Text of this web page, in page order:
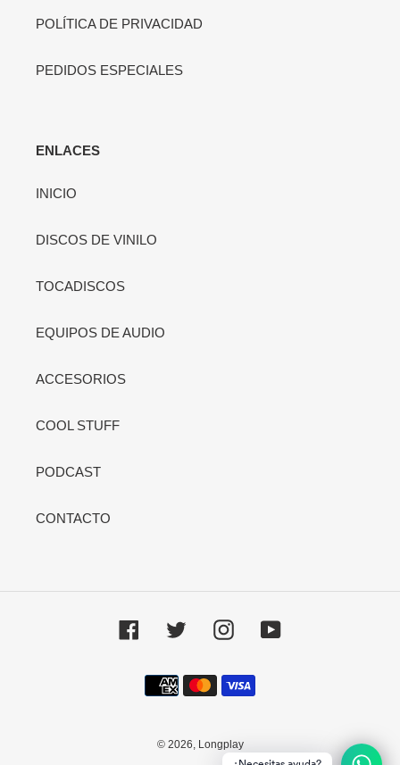
POLÍTICA DE PRIVACIDAD
PEDIDOS ESPECIALES
ENLACES
INICIO
DISCOS DE VINILO
TOCADISCOS
EQUIPOS DE AUDIO
ACCESORIOS
COOL STUFF
PODCAST
CONTACTO
Facebook Twitter InstagramYouTube
Métodos
de
© 2026, Longplay